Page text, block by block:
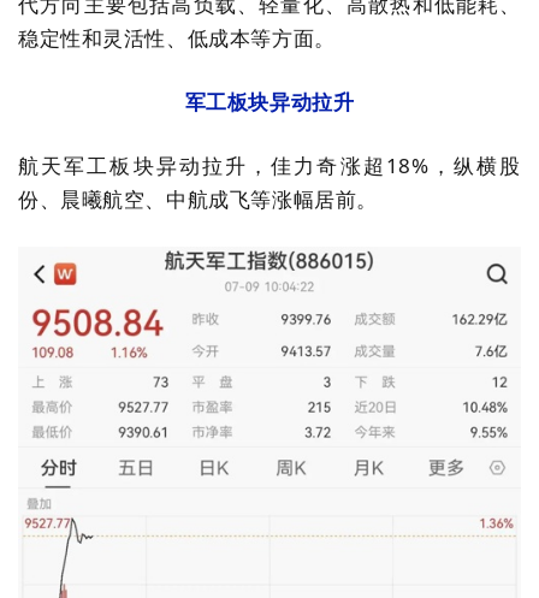
稳定性和灵活性、低成本等方面。
军工板块异动拉升
航天军工板块异动拉升，佳力奇涨超18%，纵横股
份、晨曦航空、中航成飞等涨幅居前。